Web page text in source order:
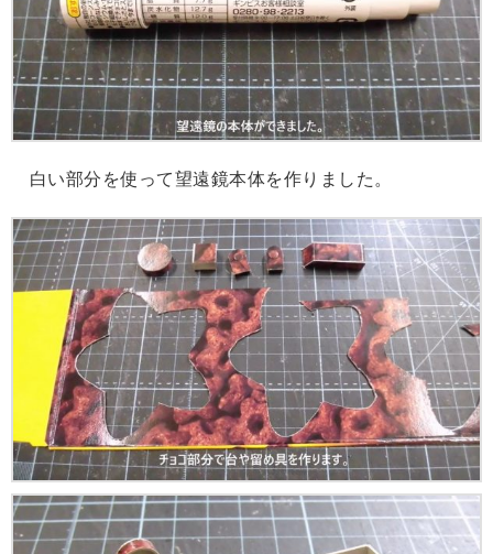
白い部分を使って望遠鏡本体を作りました。